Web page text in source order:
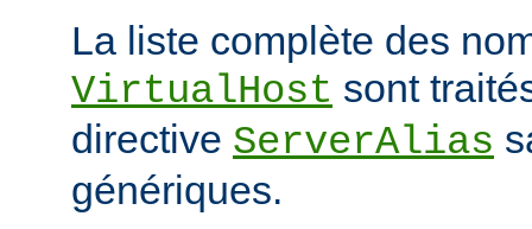
La liste complète des
VirtualHost sont
directive ServerAlias
génériques.